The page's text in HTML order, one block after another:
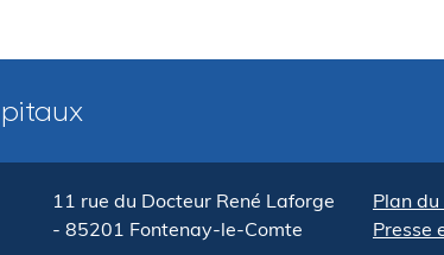
11 rue du Docteur René Laforge
- 85201 Fontenay-le-Comte
Plan du
Presse